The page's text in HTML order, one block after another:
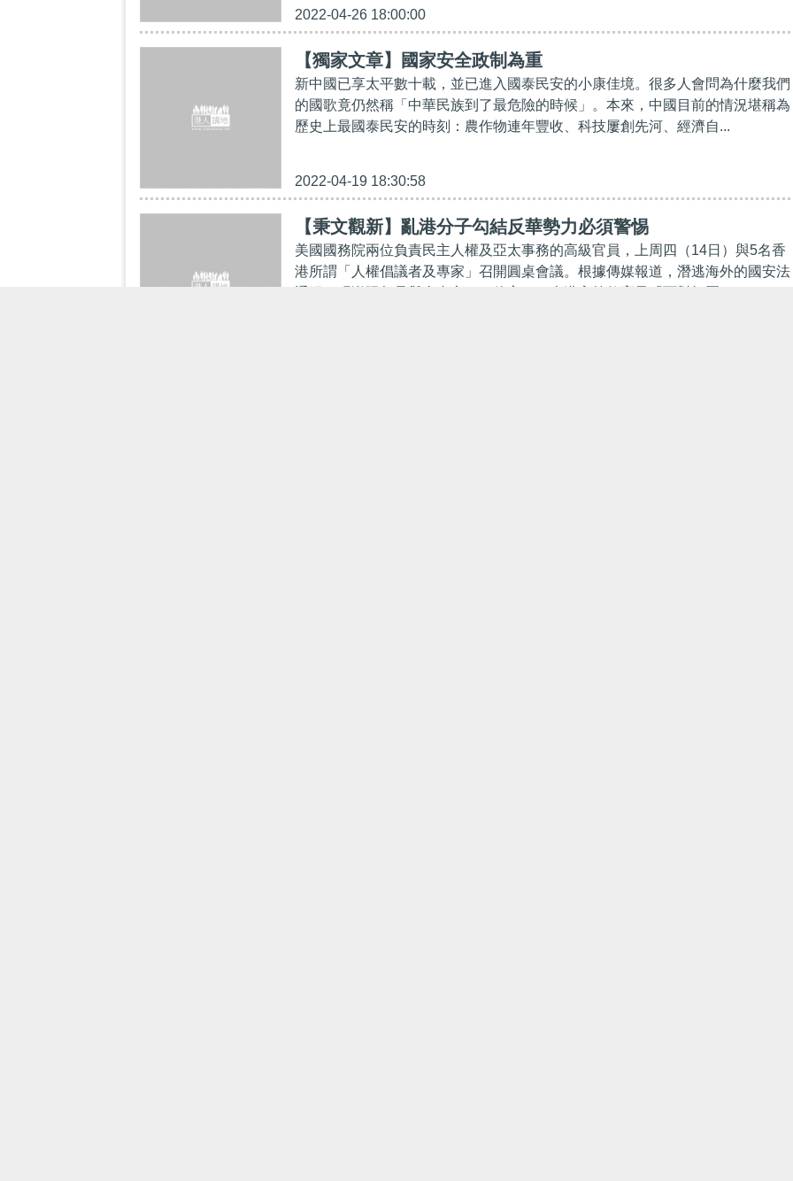
2022-04-26 18:00:00
【獨家文章】國家安全政制為重
新中國已享太平數十載，並已進入國泰民安的小康佳境。很多人會問為什麼我們
的國歌竟仍然稱「中華民族到了最危險的時候」。本來，中國目前的情況堪稱為
歷史上最國泰民安的時刻：農作物連年豐收、科技屢創先河、經濟自...
2022-04-19 18:30:58
【秉文觀新】亂港分子勾結反華勢力必須警惕
美國國務院兩位負責民主人權及亞太事務的高級官員，上周四（14日）與5名香
港所謂「人權倡議者及專家」召開圓桌會議。根據傳媒報道，潛逃海外的國安法